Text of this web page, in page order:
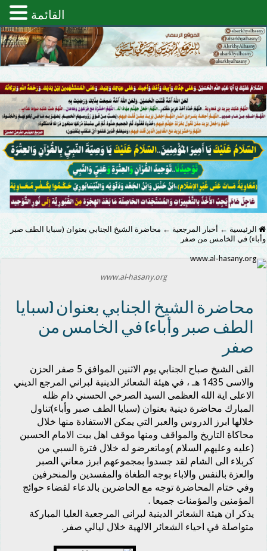
الرئيسية ← أخبار المرجعية ← محاضرة الشيخ الجنابي بعنوان (سبايا الطف صبر
وأباء) في الخامس من صفر
www.al-hasany.org
محاضرة الشيخ الجنابي بعنوان (سبايا
الطف صبر وأباء) في الخامس من
صفر
القى الشيخ صباح الجنابي يوم الاثنين الموافق 5 صفر الحزن
والاسى 1435 هـ ، في هيئة الشعائر الدينية لبراني المرجع الديني
الاعلى اية الله العظمى السيد الصرخي الحسني دام ظله
المبارك محاضرة دينية بعنوان (سبايا الطف صبر وأباء)تناول
خلالها ابرز الدروس والعبر التي يمكن الاستفادة منها خلال
محاكاة التاريخ والمواقف ومنها موقف اهل بيت الامام الحسين
(عليه وعليهم السلام )وماتعرضو له خلال فترة السبي من
كربلاء الى الشام لقد جسدوا بمجموعهم ابرز معاني الصبر
والعزة بالنفس والاباء بوجه الطغاة والمفسدين والمنحرفين
وفي ختام المحاضرة توجه مع الحاضرين بالدعاء لقضاء حوائج
المؤمنين والمؤمنات جميعا .
يذكر ان هيئة الشعائر الدينية لبراني المرجعية العليا المباركة
متواصلة في احياء الشعائر الالهية خلال ليالي صفر.
القائمة